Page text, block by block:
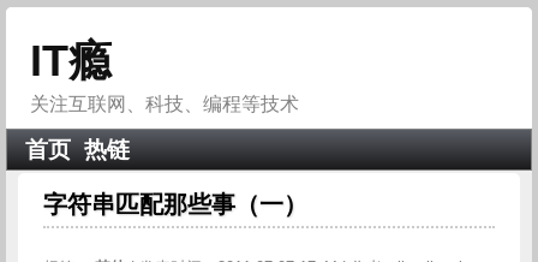
IT瘾
关注互联网、科技、编程等技术
首页 热链
字符串匹配那些事（一）